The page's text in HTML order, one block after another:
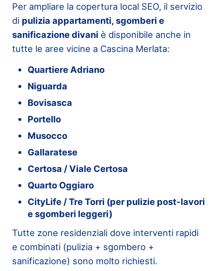
Per ampliare la copertura local SEO, il servizio
di pulizia appartamenti, sgomberi e
sanificazione divani è disponibile anche in
tutte le aree vicine a Cascina Merlata:
Quartiere Adriano
Niguarda
Bovisasca
Portello
Musocco
Gallaratese
Certosa / Viale Certosa
Quarto Oggiaro
CityLife / Tre Torri (per pulizie post-lavori
e sgomberi leggeri)
Tutte zone residenziali dove interventi rapidi
e combinati (pulizia + sgombero +
sanificazione) sono molto richiesti.